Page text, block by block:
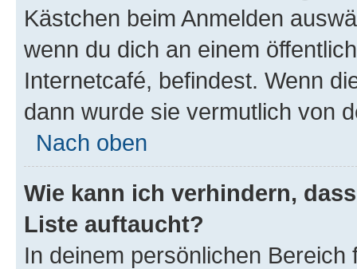
Kästchen beim Anmelden
wenn du dich an einem
Internetcafé, befindest. Wenn
dann wurde sie vermutlich von
Nach oben
Wie kann ich verhindern,
Liste auftaucht?
In deinem persönlichen